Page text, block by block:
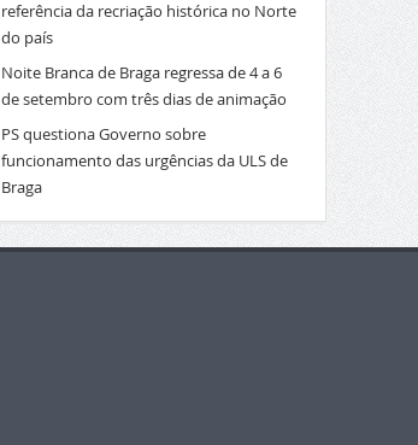
referência da recriação histórica no Norte
do país
Noite Branca de Braga regressa de 4 a 6
de setembro com três dias de animação
PS questiona Governo sobre
funcionamento das urgências da ULS de
Braga